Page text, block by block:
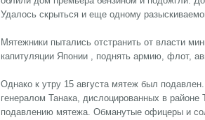
Удалось скрыться и еще одному
Мятежники пытались отстранить от власти
капитуляции Японии , поднять армию, флот,
Однако к утру 15 августа мятеж был
генералом Танака, дислоцированных в
подавлению мятежа. Обманутые офицеры и